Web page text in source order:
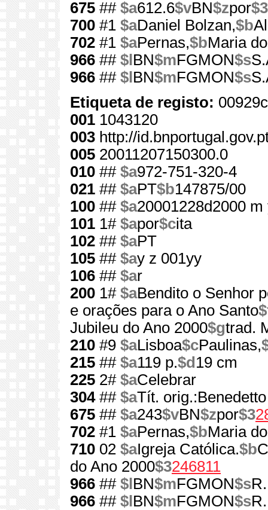
675 ## $a612.6$vBN$zpor$3
700 #1 $aDaniel Bolzan,$b
702 #1 $aPernas,$bMaria
966 ## $l BN$mFGMON$s
966 ## $l BN$mFGMON$s
Etiqueta de registo:
001 1043120
003 http://
005 20011207150300.0
010 ## $a972-751-320-4
021 ## $aPT$b147875/00
100 ## $a20001228d2000
101 1# $apor$cita
102 ## $aPT
105 ## $ay z 001yy
106 ## $ar
200 1# $aBendito o Senhor
e orações para o Ano Santo
Jubileu do Ano 2000$gtrad.
210 #9 $aLisboa$cPaulinas,
215 ## $a119 p.$d 19 cm
225 2# $aCelebrar
304## $aTít.
675 ## $a243$vBN$zpor$3
702 #1 $aPernas,$bMaria
710 02 $aIgreja Católica.$b
do Ano 2000$3246811
966 ## $l BN$mFGMON$s
966 ## $l BN$mFGMON$s